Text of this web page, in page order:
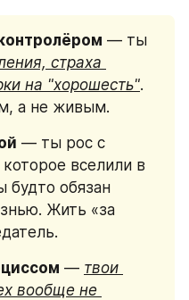
— ты
страха
на "хорошесть".
а не живым.
— ты рос с
которое вселили в
будто обязан
Жить «за
— твои
вообще не